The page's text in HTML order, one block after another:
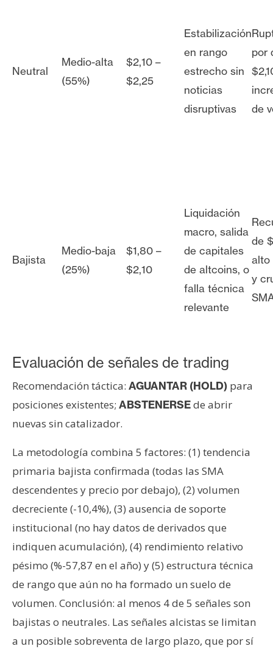
Neutral
Medio-alta
(55%)
$2,10 –
$2,25
Estabilización
en rango
estrecho sin
noticias
disruptivas
por
de
Bajista
Medio-baja
(25%)
$1,80 –
$2,10
Liquidación
macro, salida
de capitales
de altcoins, o
falla técnica
relevante
de
alto
y
Evaluación de señales de trading
Recomendación táctica: AGUANTAR (HOLD) para
posiciones existentes; ABSTENERSEde abrir
nuevas sin catalizador.
La metodología combina 5 factores: (1) tendencia
primaria bajista confirmada (todas las SMA
descendentes y precio por debajo), (2) volumen
decreciente (-10,4%), (3) ausencia de soporte
institucional (no hay datos de derivados que
indiquen acumulación), (4) rendimiento relativo
pésimo (%-57,87 en el año) y (5) estructura técnica
de rango que aún no ha formado un suelo de
volumen. Conclusión: al menos 4 de 5 señales son
bajistas o neutrales. Las señales alcistas se limitan
a un posible sobreventa de largo plazo, que por sí